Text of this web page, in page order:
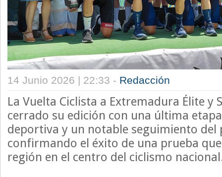
14 Junio 2026 | 22:33 - Redacción
La Vuelta Ciclista a Extremadura Élite y
cerrado su edición con una última
deportiva y un notable seguimiento del
confirmando el éxito de una prueba
región en el centro del ciclismo